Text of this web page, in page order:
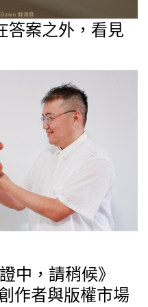
答案之外，看見
中，請稍候》
作者與版權市場